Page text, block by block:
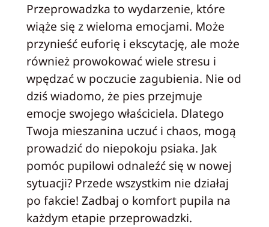
Przeprowadzka to wydarzenie, które
wiąże się z wieloma emocjami. Może
przynieść euforię i ekscytację, ale może
również prowokować wiele stresu i
wpędzać w poczucie zagubienia. Nie od
dziś wiadomo, że pies przejmuje
emocje swojego właściciela. Dlatego
Twoja mieszanina uczuć i chaos, mogą
prowadzić do niepokoju psiaka. Jak
pomóc pupilowi odnaleźć się w nowej
sytuacji? Przede wszystkim nie działaj
po fakcie! Zadbaj o komfort pupila na
każdym etapie przeprowadzki.